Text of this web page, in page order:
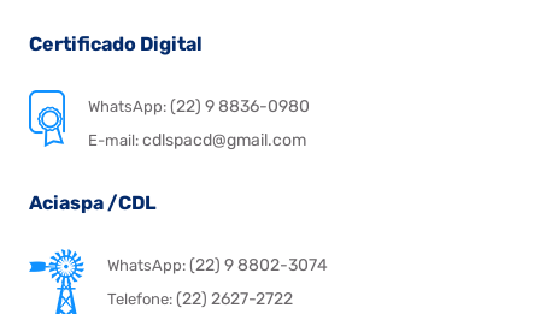
Certificado Digital
WhatsApp:(22) 9 8836-0980
E-mail: cdlspacd@gmail.com
Aciaspa /CDL
WhatsApp:(22) 9 8802-3074
Telefone:(22) 2627-2722